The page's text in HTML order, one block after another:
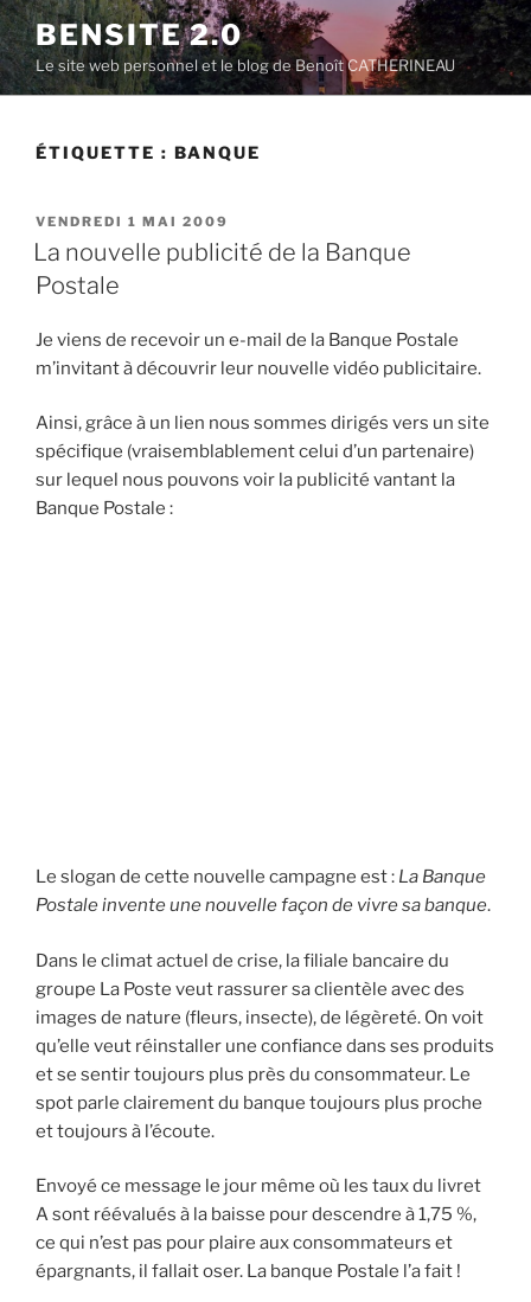
Aller
au
contenu
principal
BENSITE 2.0
Le site web personnel et le blog de Benoît CATHERINEAU
ÉTIQUETTE : BANQUE
PUBLIÉ
LE
VENDREDI 1 MAI 2009
La nouvelle publicité de la Banque
Postale
Je viens de recevoir un e-mail de la Banque Postale
m’invitant à découvrir leur nouvelle vidéo publicitaire.
Ainsi, grâce à un lien nous sommes dirigés vers un site
spécifique (vraisemblablement celui d’un partenaire)
sur lequel nous pouvons voir la publicité vantant la
Banque Postale :
Le slogan de cette nouvelle campagne est : La Banque
Postale invente une nouvelle façon de vivre sa banque.
Dans le climat actuel de crise, la filiale bancaire du
groupe La Poste veut rassurer sa clientèle avec des
images de nature (fleurs, insecte), de légèreté. On voit
qu’elle veut réinstaller une confiance dans ses produits
et se sentir toujours plus près du consommateur. Le
spot parle clairement du banque toujours plus proche
et toujours à l’écoute.
Envoyé ce message le jour même où les taux du livret
A sont réévalués à la baisse pour descendre à 1,75 %,
ce qui n’est pas pour plaire aux consommateurs et
épargnants, il fallait oser. La banque Postale l’a fait !